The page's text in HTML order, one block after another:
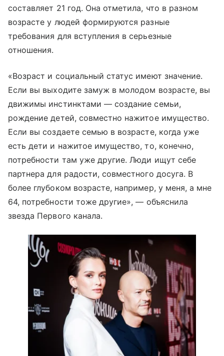
составляет 21 год. Она отметила, что в разном
возрасте у людей формируются разные
требования для вступления в серьезные
отношения.
«Возраст и социальный статус имеют значение.
Если вы выходите замуж в молодом возрасте, вы
движимы инстинктами — создание семьи,
рождение детей, совместно нажитое имущество.
Если вы создаете семью в возрасте, когда уже
есть дети и нажитое имущество, то, конечно,
потребности там уже другие. Люди ищут себе
партнера для радости, совместного досуга. В
более глубоком возрасте, например, у меня, а мне
64, потребности тоже другие», — объяснила
звезда Первого канала.